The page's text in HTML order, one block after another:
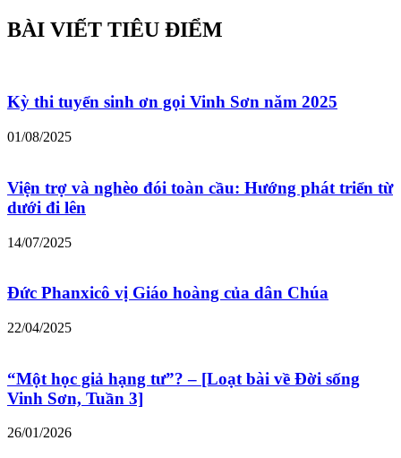
BÀI VIẾT TIÊU ĐIỂM
Kỳ thi tuyển sinh ơn gọi Vinh Sơn năm 2025
01/08/2025
Viện trợ và nghèo đói toàn cầu: Hướng phát triển từ
dưới đi lên
14/07/2025
Đức Phanxicô vị Giáo hoàng của dân Chúa
22/04/2025
“Một học giả hạng tư”? – [Loạt bài về Đời sống
Vinh Sơn, Tuần 3]
26/01/2026